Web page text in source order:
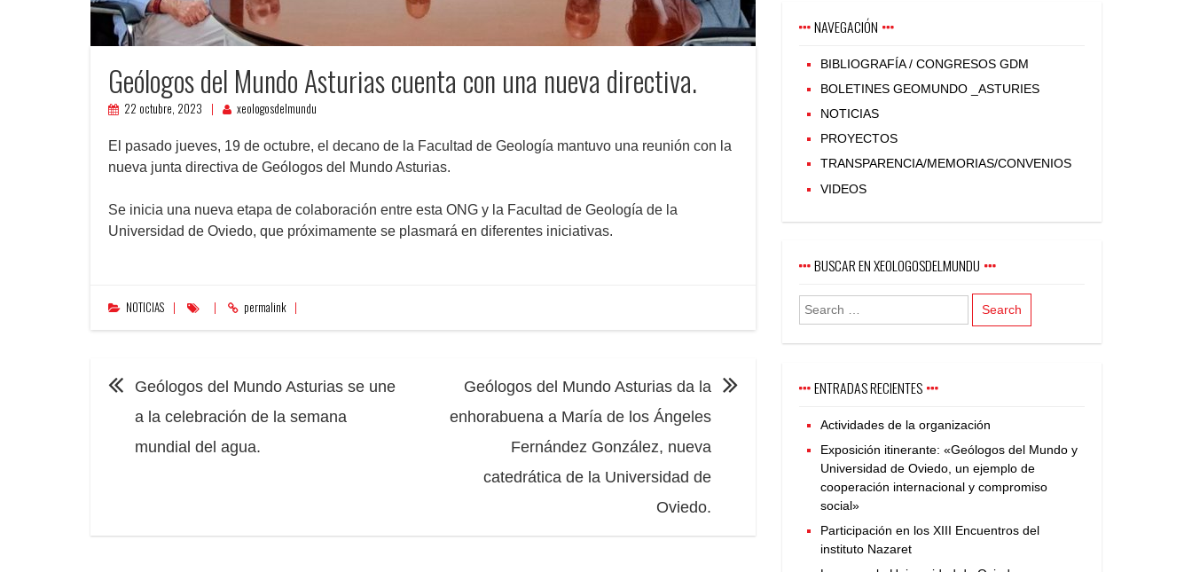
Geólogos del Mundo Asturias cuenta con una nueva directiva.
22 octubre, 2023 xeologosdelmundu
El pasado jueves, 19 de octubre, el decano de la Facultad de Geología mantuvo una reunión con la
nueva junta directiva de Geólogos del Mundo Asturias.
Se inicia una nueva etapa de colaboración entre esta ONG y la Facultad de Geología de la
Universidad de Oviedo, que próximamente se plasmará en diferentes iniciativas.
NOTICIAS permalink
NAVEGACIÓN
Geólogos del Mundo Asturias se une
a la celebración de la semana
mundial del agua.
Geólogos del Mundo Asturias da la
enhorabuena a María de los Ángeles
Fernández González, nueva
catedrática de la Universidad de
Oviedo.
NAVEGACIÓN
BIBLIOGRAFÍA / CONGRESOS GDM
BOLETINES GEOMUNDO _ASTURIES
NOTICIAS
PROYECTOS
TRANSPARENCIA/MEMORIAS/CONVENIOS
VIDEOS
BUSCAR EN XEOLOGOSDELMUNDU
ENTRADAS RECIENTES
Actividades de la organización
Exposición itinerante: «Geólogos del Mundo y
Universidad de Oviedo, un ejemplo de
cooperación internacional y compromiso
social»
Participación en los XIII Encuentros del
instituto Nazaret